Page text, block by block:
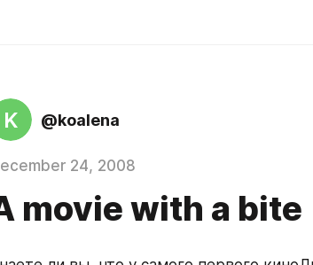
K @koalena
24, 2008
movie with a bite